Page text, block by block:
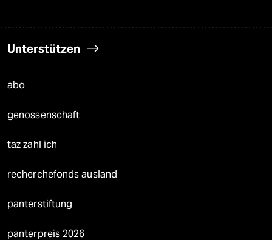
Unterstützen
abo
genossenschaft
taz zahl ich
recherchefonds ausland
panterstiftung
panterpreis 2026